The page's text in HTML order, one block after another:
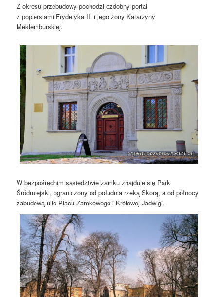
Z okresu przebudowy pochodzi ozdobny portal
z popiersiami Fryderyka III i jego żony Katarzyny
Meklemburskiej.
W bezpośrednim sąsiedztwie zamku znajduje się Park
Śródmiejski, ograniczony od południa rzeką Skorą, a od północy
zabudową ulic Placu Zamkowego i Królowej Jadwigi.